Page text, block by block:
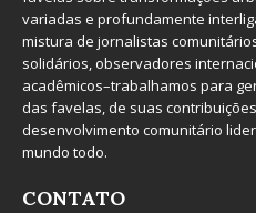
variadas e profundamente
mistura de jornalistas
solidários, observadores
acadêmicos–trabalhamos para
das favelas, de suas
desenvolvimento comunitário
mundo todo.
CONTATO